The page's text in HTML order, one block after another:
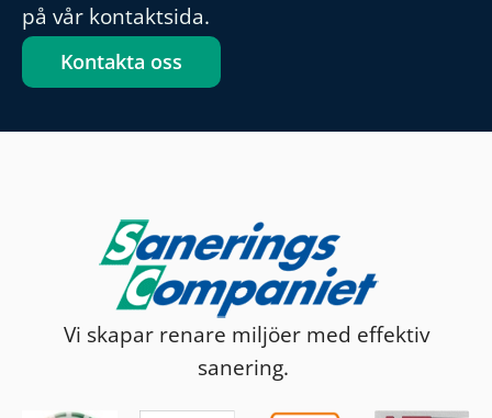
på vår kontaktsida.
Kontakta oss
Vi skapar renare miljöer med effektiv
sanering.